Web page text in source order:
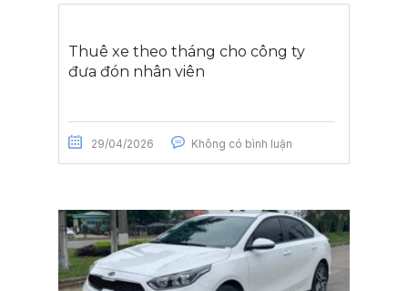
Thuê xe theo tháng cho công ty
đưa đón nhân viên
29/04/2026 Không có bình luận